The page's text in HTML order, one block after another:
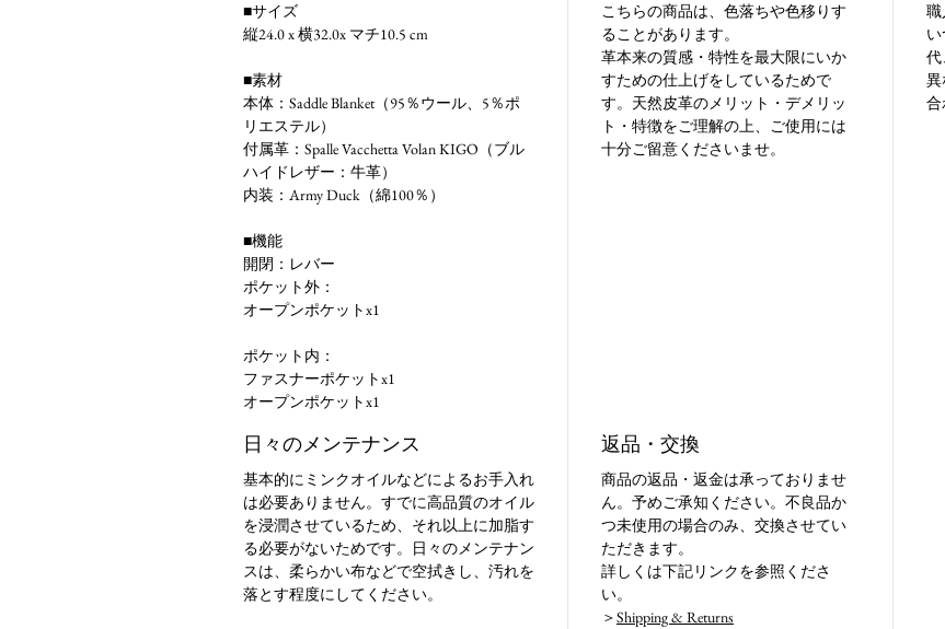
■サイズ
縦24.0 x 横32.0x マチ10.5 cm
■素材
本体：Saddle Blanket（95％ウール、5％ポ
リエステル）
付属革：Spalle Vacchetta Volan KIGO（ブル
ハイドレザー：牛革）
内装：Army Duck（綿100％）
■機能
開閉：レバー
ポケット外：
オープンポケットx1
ポケット内：
ファスナーポケットx1
オープンポケットx1
こちらの商品は、色落ちや色移りす
ることがあります。
革本来の質感・特性を最大限にいか
すための仕上げをしているためで
す。天然皮革のメリット・デメリッ
ト・特徴をご理解の上、ご使用には
十分ご留意くださいませ。
職
代
異
合
日々のメンテナンス
基本的にミンクオイルなどによるお手入れ
は必要ありません。すでに高品質のオイル
を浸潤させているため、それ以上に加脂す
る必要がないためです。日々のメンテナン
スは、柔らかい布などで空拭きし、汚れを
落とす程度にしてください。
返品・交換
商品の返品・返金は承っておりませ
ん。予めご承知ください。不良品か
つ未使用の場合のみ、交換させてい
ただきます。
詳しくは下記リンクを参照くださ
い。
＞Shipping & Returns